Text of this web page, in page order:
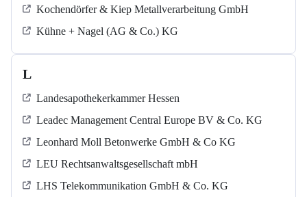
Kochendörfer & Kiep Metallverarbeitung GmbH
Kühne + Nagel (AG & Co.) KG
L
Landesapothekerkammer Hessen
Leadec Management Central Europe BV & Co. KG
Leonhard Moll Betonwerke GmbH & Co KG
LEU Rechtsanwaltsgesellschaft mbH
LHS Telekommunikation GmbH & Co. KG